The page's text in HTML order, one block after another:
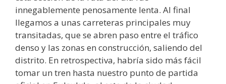
innegablemente penosamente lenta. Al final
llegamos a unas carreteras principales muy
transitadas, que se abren paso entre el tráfico
denso y las zonas en construcción, saliendo del
distrito. En retrospectiva, habría sido más fácil
tomar un tren hasta nuestro punto de partida